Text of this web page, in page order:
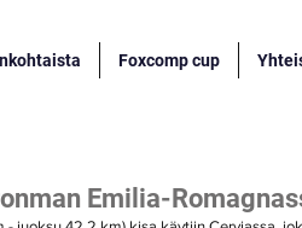
Foxcomp cup
Emilia-